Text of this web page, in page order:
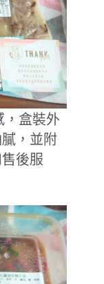
，盒裝外
，並附
後服